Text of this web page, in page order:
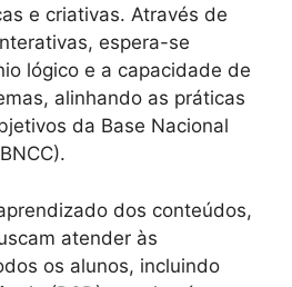
e criativas. Através de
espera-se
lógico e a capacidade de
alinhando as práticas
da Base Nacional
dos conteúdos,
atender às
os alunos, incluindo